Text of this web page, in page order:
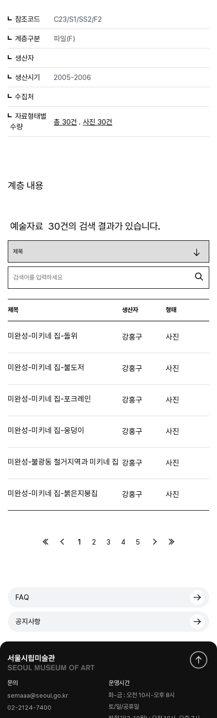
참조코드 C23/S1/SS2/F2
계층구분 파일(F)
생산자
생산시기 2005-2006
수집처
자료형태별
수량
총 30건 , 사진 30건
계층 내용
예술자료 30건의 검색 결과가 있습니다.
제목 생산자 형태
미완성-미키네 집-돌위 강홍구 사진
미완성-미키네 집-불도저 강홍구 사진
미완성-미키네 집-포크레인 강홍구 사진
미완성-미키네 집-웅덩이 강홍구 사진
미완성-불광동 철거지역과 미키네 집 강홍구 사진
미완성-미키네 집-붉은지붕집 강홍구 사진
1 2 3 4 5
FAQ
공지사항
문의
semaaa@seoul.go.kr
02-2124-7400
운영시간
화-금 : 오전 10시-오후 8시
토/일/공휴일